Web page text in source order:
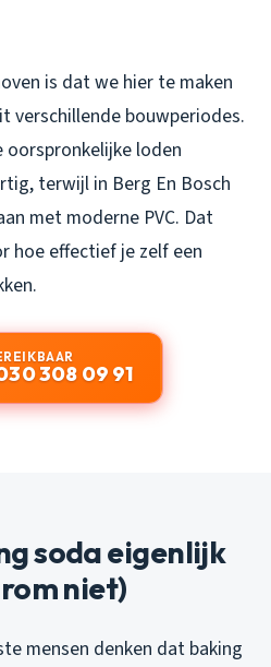
is dat we hier te maken
verschillende bouwperiodes.
oorspronkelijke loden
terwijl in Berg En Bosch
met moderne PVC. Dat
hoe effectief je zelf een
308 09 91
soda eigenlijk
niet)
mensen denken dat baking